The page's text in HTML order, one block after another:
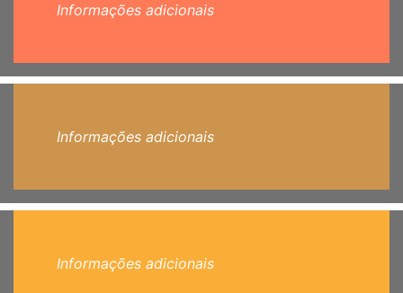
Informações adicionais
Informações adicionais
Informações adicionais